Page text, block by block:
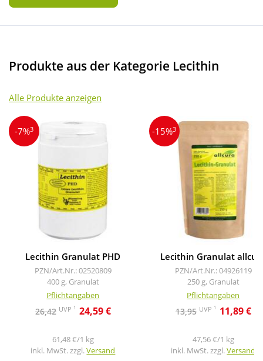
Produkte aus der Kategorie Lecithin
Alle Produkte anzeigen
-7%3
Lecithin Granulat PHD
PZN/Art.Nr.: 02520809
400 g, Granulat
Pflichtangaben
26,42 UVP 1 24,59 €
61,48 €/1 kg
inkl. MwSt. zzgl.Versand
-15%3
Lecithin Granulat
PZN/Art.Nr.: 04926119
250 g, Granulat
Pflichtangaben
13,95 UVP 1 11,89 €
47,56 €/1 kg
inkl. MwSt. zzgl.Versand